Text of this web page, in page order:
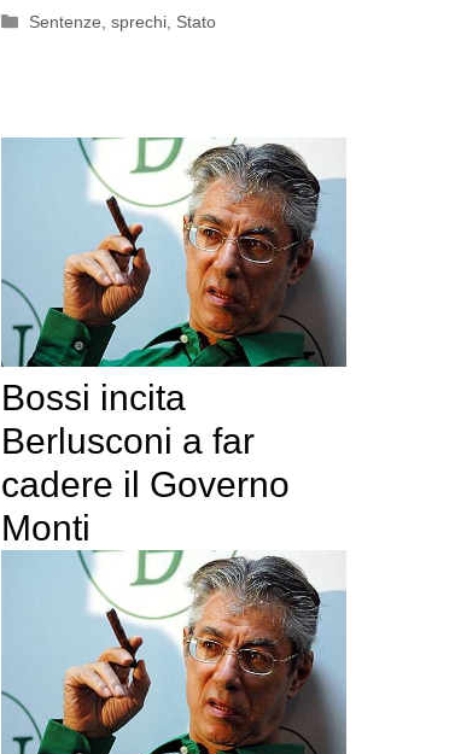
Categorie
Sentenze ,sprechi Stato
Bossi incita
Berlusconi a far
cadere il Governo
Monti